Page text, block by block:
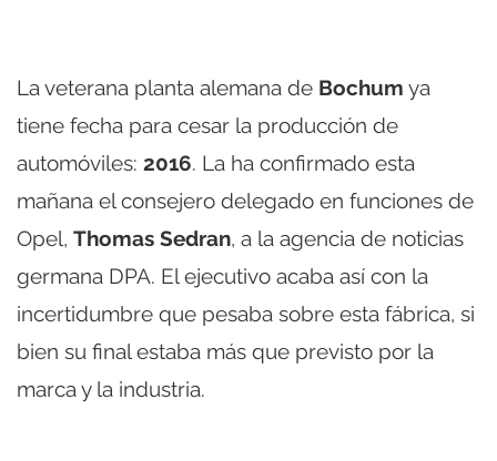
La veterana planta alemana de Bochum ya
tiene fecha para cesar la producción de
automóviles: 2016. La ha confirmado esta
mañana el consejero delegado en funciones de
Opel, Thomas Sedran, a la agencia de noticias
germana DPA. El ejecutivo acaba así con la
incertidumbre que pesaba sobre esta fábrica, si
bien su final estaba más que previsto por la
marca y la industria.